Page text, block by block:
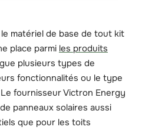
matériel de base de tout kit
place parmi les produits
plusieurs types de
fonctionnalités ou le type
fournisseur Victron Energy
panneaux solaires aussi
que pour les toits